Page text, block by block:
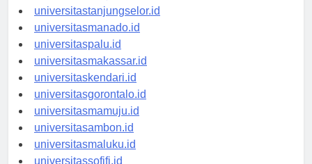
universitasbanjarbaru.id
universitastanjungselor.id
universitasmanado.id
universitaspalu.id
universitasmakassar.id
universitaskendari.id
universitasgorontalo.id
universitasmamuju.id
universitasambon.id
universitasmaluku.id